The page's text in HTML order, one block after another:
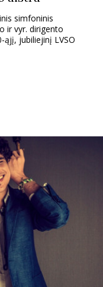
simfoninis
ir vyr. dirigento
ąjį, jubiliejinį LVSO